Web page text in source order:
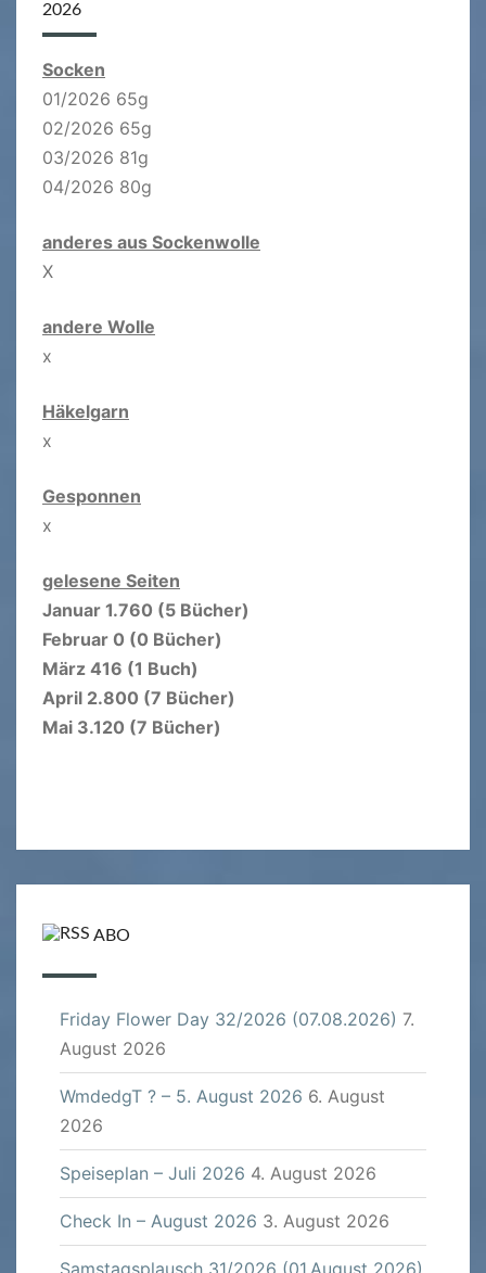
2026
Socken
01/2026 65g
02/2026 65g
03/2026 81g
04/2026 80g
anderes aus Sockenwolle
X
andere Wolle
x
Häkelgarn
x
Gesponnen
x
gelesene Seiten
Januar 1.760 (5 Bücher)
Februar 0 (0 Bücher)
März 416 (1 Buch)
April 2.800 (7 Bücher)
Mai 3.120 (7 Bücher)
ABO
Friday Flower Day 32/2026 (07.08.2026) 7.
August 2026
WmdedgT ? – 5. August 2026 6. August
2026
Speiseplan – Juli 2026 4. August 2026
Check In – August 2026 3. August 2026